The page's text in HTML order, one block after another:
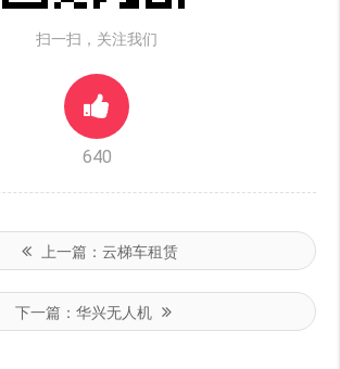
扫一扫，关注我们
640
上一篇： 云梯车租赁
下一篇：华兴无人机